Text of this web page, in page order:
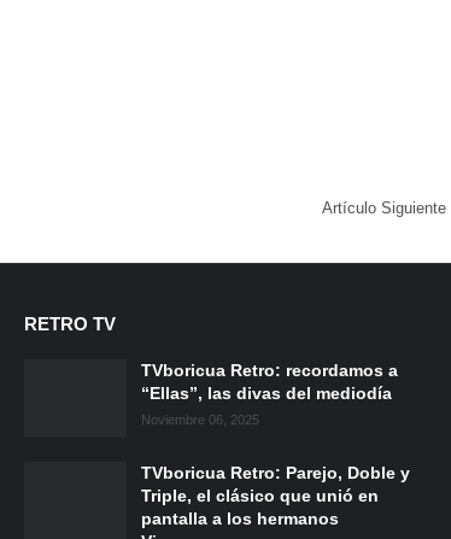
Artículo Siguiente
RETRO TV
TVboricua Retro: recordamos a
“Ellas”, las divas del mediodía
Noviembre 06, 2025
TVboricua Retro: Parejo, Doble y
Triple, el clásico que unió en
pantalla a los hermanos